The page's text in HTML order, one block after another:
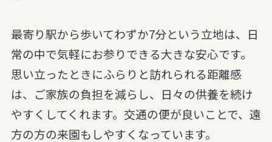
最寄り駅から歩いてわずか7分という立地は、日
常の中で気軽にお参りできる大きな安心です。
思い立ったときにふらりと訪れられる距離感
は、ご家族の負担を減らし、日々の供養を続け
やすくしてくれます。交通の便が良いことで、遠
方の方の来園もしやすくなっています。